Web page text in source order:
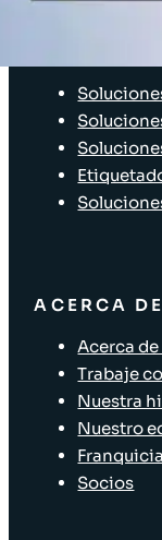
ACERCA DE
Acerca de
Trabaje
Nuestra
Nuestro
Franquicia
Socios